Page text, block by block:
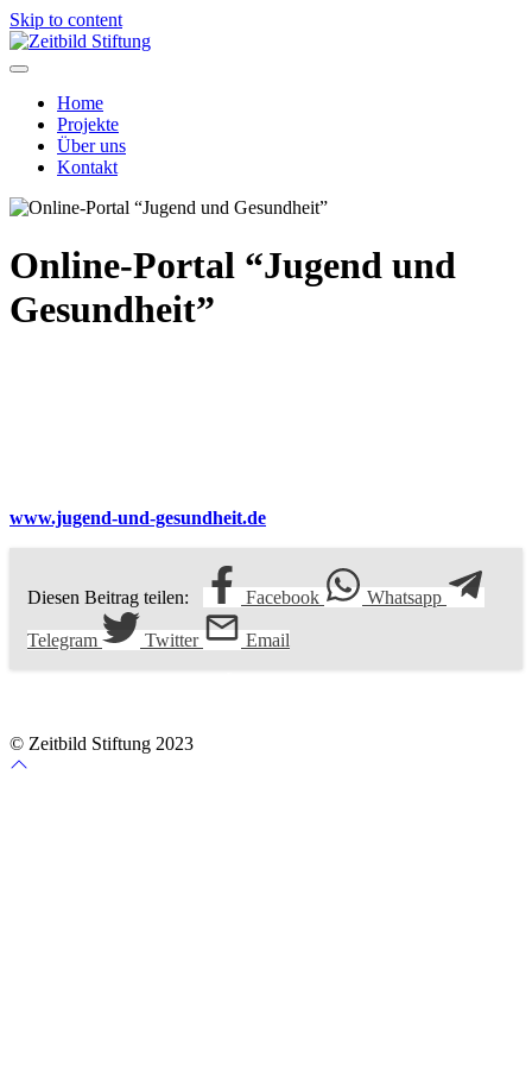
Skip to content
Home
Projekte
Über uns
Kontakt
Online-Portal “Jugend und
Gesundheit”
www.jugend-und-gesundheit.de
Diesen Beitrag teilen: Facebook Whatsapp
Telegram Twitter
Email
© Zeitbild Stiftung 2023